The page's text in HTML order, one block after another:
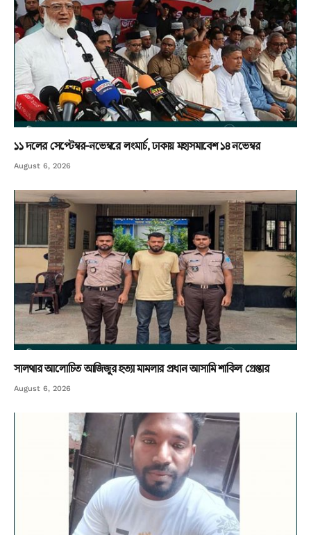
১১ দলের সেপ্টেম্বর-নভেম্বরে লংমার্চ, ঢাকায় মহাসমাবেশ ১৪ নভেম্বর
August 6, 2026
সালথার আলোচিত আজিজুর হত্যা মামলার প্রধান আসামি শাকিল গ্রেপ্তার
August 6, 2026